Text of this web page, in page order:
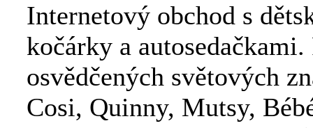
Internetový obchod s
kočárky a autosedačkami.
osvědčených světových
Cosi, Quinny, Mutsy,